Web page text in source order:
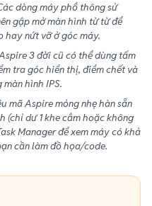
dòng máy phổ thông sử
gập mở màn hình từ từ để
hay nứt vỡ ở góc máy.
3 đời cũ có thể dùng tấm
tra góc hiển thị, điểm chết và
hình IPS.
mã Aspire mỏng nhẹ hàn sẵn
(chỉ dư 1 khe cắm hoặc không
Manager để xem máy có khả
cần làm đồ họa/code.